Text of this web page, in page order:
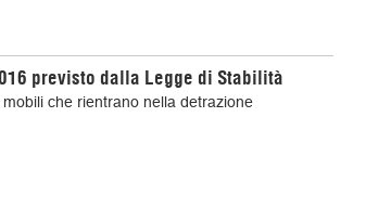
previsto dalla Legge di Stabilità
che rientrano nella detrazione